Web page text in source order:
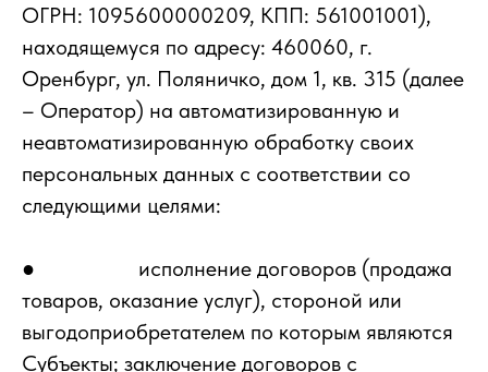
ОГРН: 1095600000209, КПП: 561001001),
находящемуся по адресу: 460060, г.
Оренбург, ул. Поляничко, дом 1, кв. 315 (далее
– Оператор) на автоматизированную и
неавтоматизированную обработку своих
персональных данных с соответствии со
следующими целями:
● исполнение договоров (продажа
товаров, оказание услуг), стороной или
выгодоприобретателем по которым являются
Субъекты; заключение договоров с